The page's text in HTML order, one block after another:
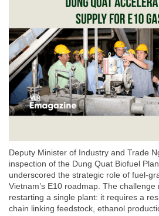
Deputy Minister of Industry and Trade
inspection of the Dung Quat Biofuel
underscored the strategic role of fuel-
Vietnam’s E10 roadmap. The
restarting a single plant: it requires a
chain linking feedstock, ethanol